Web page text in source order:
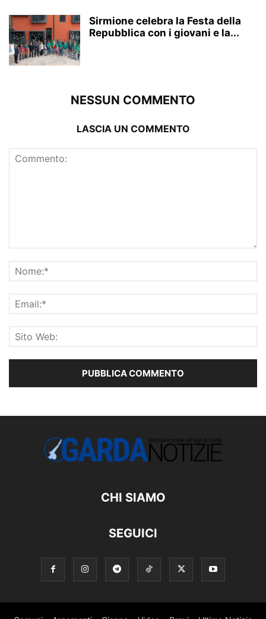
Sirmione celebra la Festa della
Repubblica con i giovani e la...
NESSUN COMMENTO
LASCIA UN COMMENTO
CHI SIAMO
SEGUICI